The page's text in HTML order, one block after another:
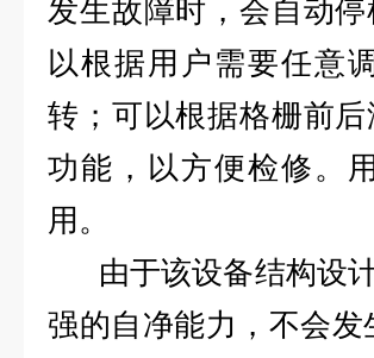
发生故障时，会自动
以根据用户需要任意
转；可以根据格栅前
功能，以方便检修。
用。
由于该设备结构设计
强的自净能力，不会